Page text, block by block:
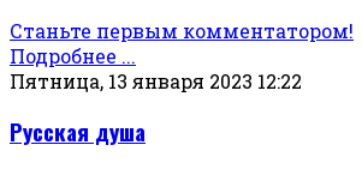
Станьте первым комментатором!
Подробнее ...
Пятница, 13 января 2023 12:22
Русская душа